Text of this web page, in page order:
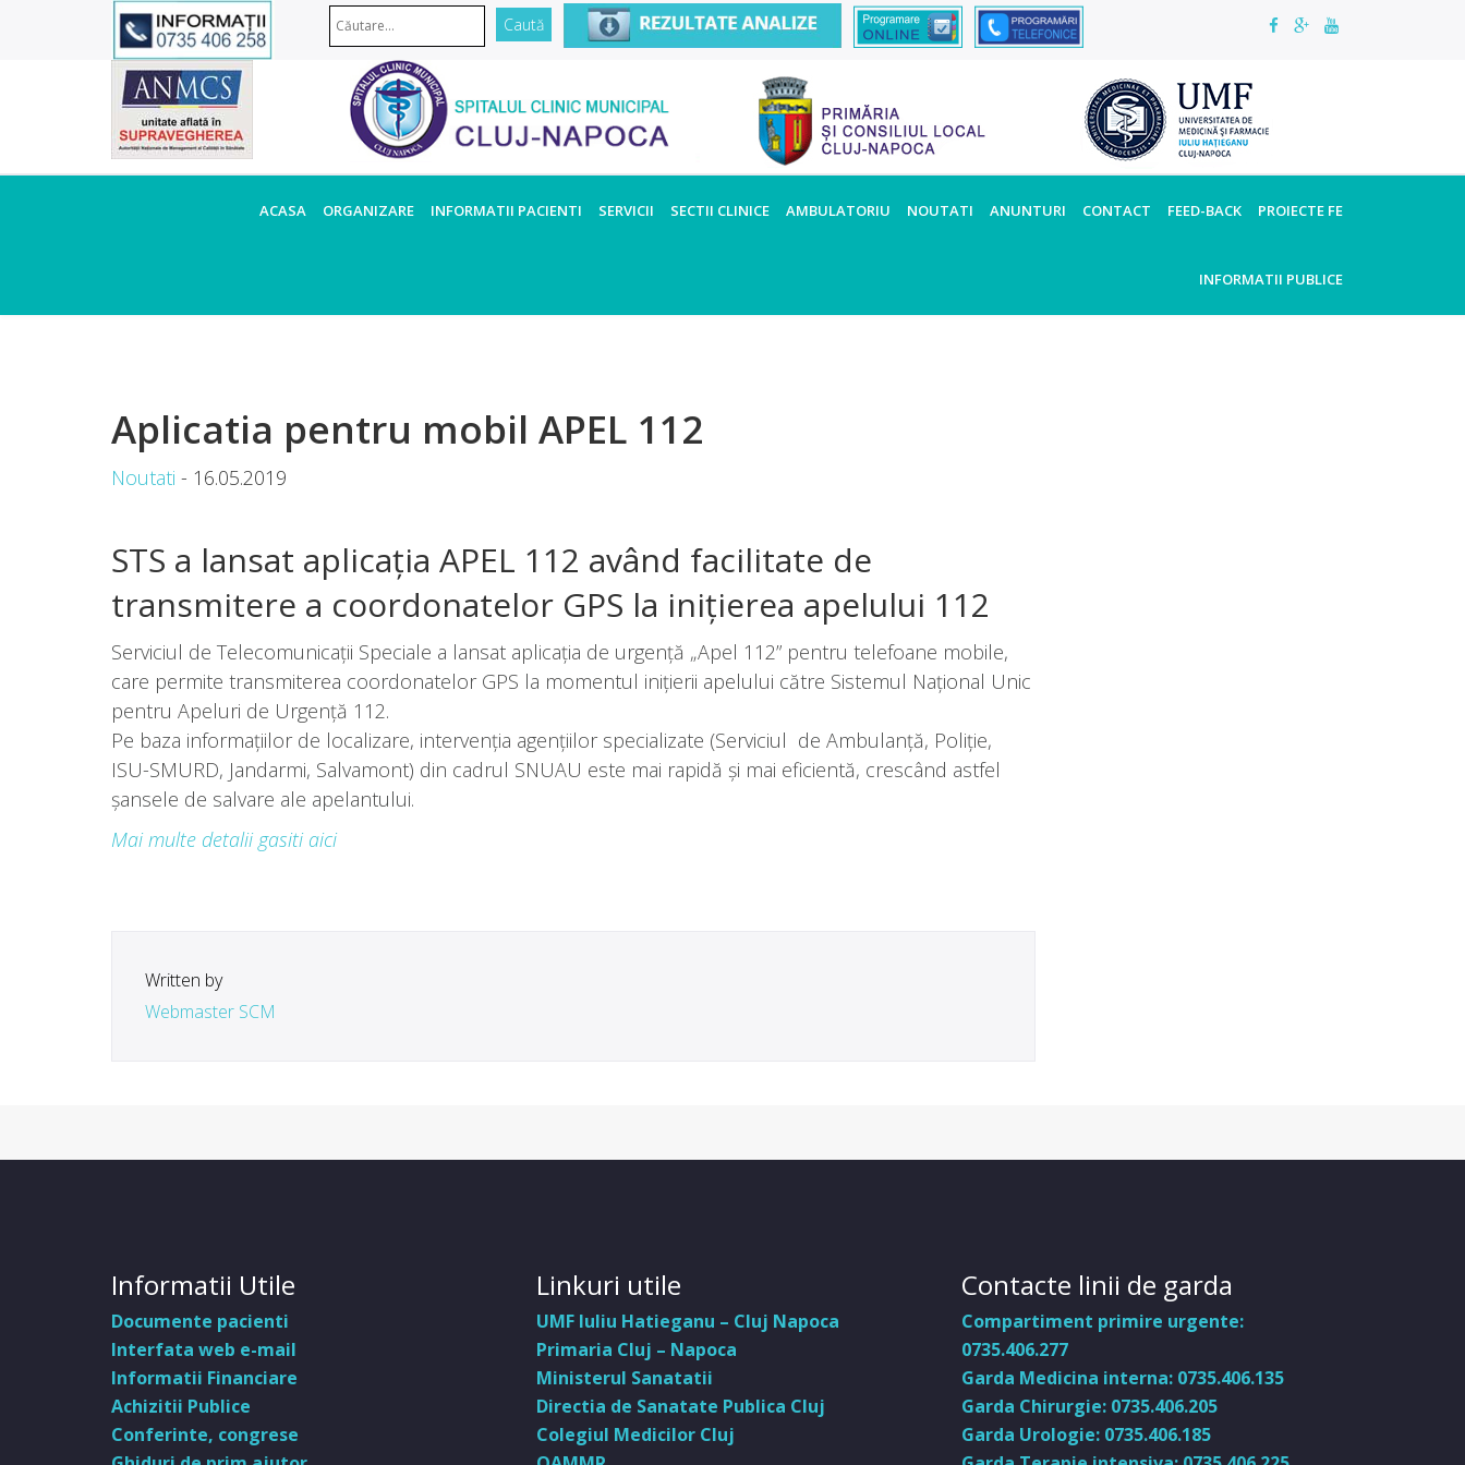
ACASA ORGANIZARE INFORMATII PACIENTI SERVICII SECTII CLINICE AMBULATORIU NOUTATI ANUNTURI CONTACT FEED-BACK PROIECTE FE
INFORMATII PUBLICE
Aplicatia pentru mobil APEL 112
Noutati - 16.05.2019
STS a lansat aplicaţia APEL 112 având facilitate de
transmitere a coordonatelor GPS la iniţierea apelului 112
Serviciul de Telecomunicaţii Speciale a lansat aplicaţia de urgenţă „Apel 112” pentru telefoane mobile,
care permite transmiterea coordonatelor GPS la momentul iniţierii apelului către Sistemul Naţional Unic
pentru Apeluri de Urgenţă 112.
Pe baza informaţiilor de localizare, intervenţia agenţiilor specializate (Serviciul de Ambulanţă, Poliţie,
ISU-SMURD, Jandarmi, Salvamont) din cadrul SNUAU este mai rapidă şi mai eficientă, crescând astfel
şansele de salvare ale apelantului.
Mai multe detalii gasiti aici
Written by
Webmaster SCM
Informatii Utile
Documente pacienti
Interfata web e-mail
Informatii Financiare
Achizitii Publice
Conferinte, congrese
Linkuri utile
UMF Iuliu Hatieganu – Cluj Napoca
Primaria Cluj – Napoca
Ministerul Sanatatii
Directia de Sanatate Publica Cluj
Colegiul Medicilor Cluj
Contacte linii de garda
Compartiment primire urgente:
0735.406.277
Garda Medicina interna: 0735.406.135
Garda Chirurgie: 0735.406.205
Garda Urologie: 0735.406.185